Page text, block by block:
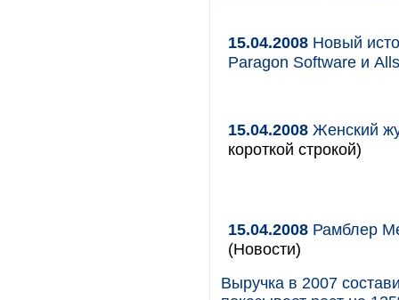
15.04.2008 Новый
Paragon Software и
15.04.2008 Женский
короткой строкой)
15.04.2008 Рамблер
(Новости)
Выручка в 2007